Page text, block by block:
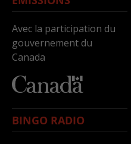
Avec la participation du
gouvernement du
Canada
BINGO RADIO